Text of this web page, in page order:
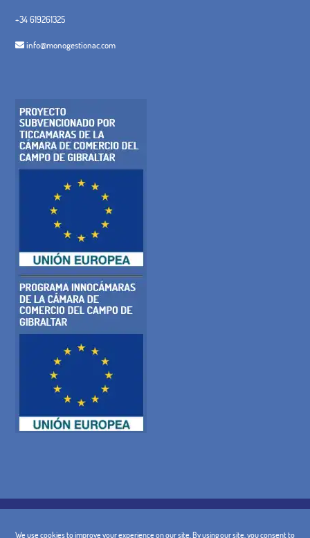
+34 619261325
info@monogestionac.com
AVVISO LEGALE
TERMINI E CONDIZIONI GENERALI DI